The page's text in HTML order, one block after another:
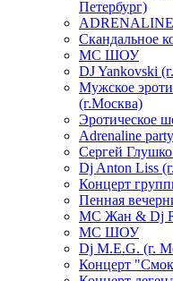
Петербург)
ADRENALINE
Скандальное
МС ШОУ
DJ Yankovski
Мужское
(г.Москва)
Эротическое
Adrenaline
Сергей
Dj Anton Liss
Концерт
Пенная
МС Жан & Dj
МС ШОУ
Dj M.E.G. (г.
Концерт